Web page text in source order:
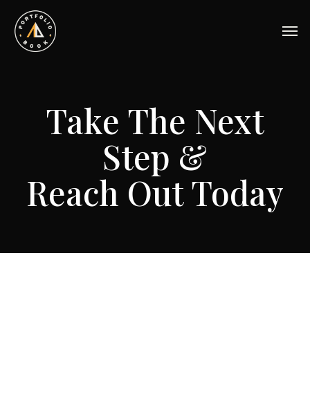
main
content
Take The Next
Step &
Reach Out Today